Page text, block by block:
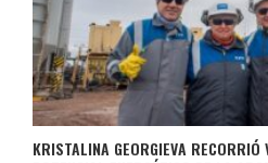
KRISTALINA GEORGIEVA RECORRIÓ